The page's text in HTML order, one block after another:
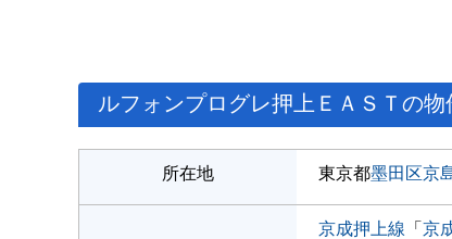
ルフォンプログレ押上ＥＡＳＴの物
所在地 東京都墨田区京
京成押上線 「 京